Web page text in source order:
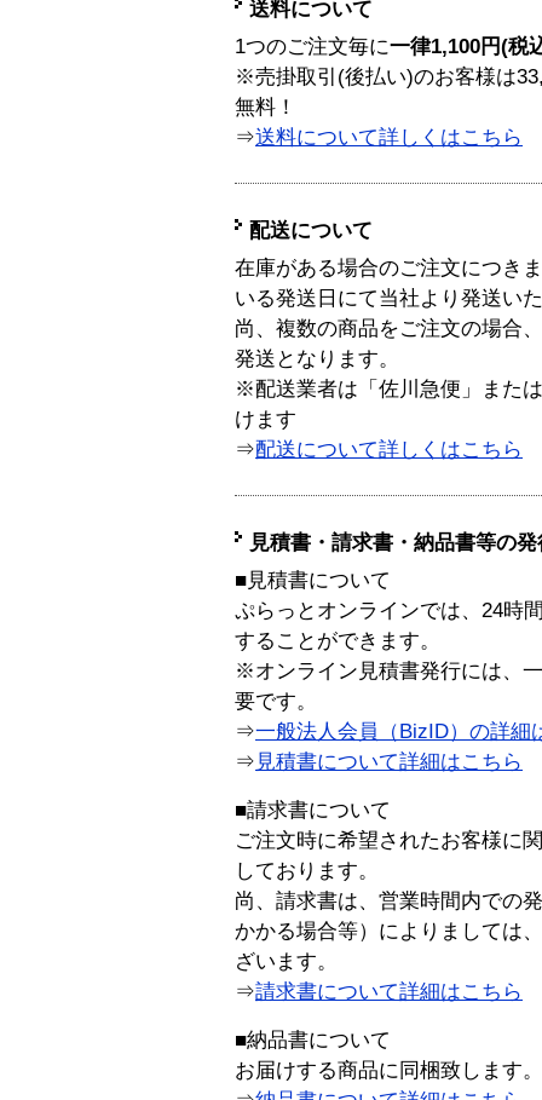
送料について
1つのご注文毎に一律1,100円(税
※売掛取引(後払い)のお客様は
無料！
⇒送料について詳しくはこちら
配送について
在庫がある場合のご注文につき
いる発送日にて当社より発送い
尚、複数の商品をご注文の場合
発送となります。
※配送業者は「佐川急便」また
けます
⇒配送について詳しくはこちら
見積書・請求書・納品書等の
■見積書について
ぷらっとオンラインでは、24時
することができます。
※オンライン見積書発行には、
要です。
⇒一般法人会員（BizID）の詳細
⇒ 見積書について詳細はこちら
■請求書について
ご注文時に希望されたお客様に
しております。
尚、請求書は、営業時間内での
かかる場合等）によりましては
ざいます。
⇒請求書について詳細はこちら
■納品書について
お届けする商品に同梱致します。